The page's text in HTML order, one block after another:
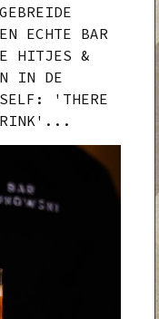
ECHTE BAR
HITJES &
IN DE
'THERE